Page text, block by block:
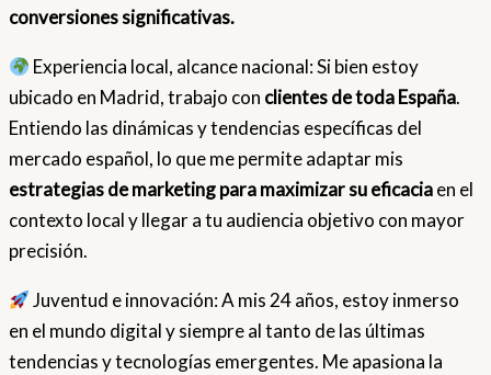
conversiones significativas.
Experiencia local, alcance nacional: Si bien estoy
ubicado en Madrid, trabajo con clientes de toda España.
Entiendo las dinámicas y tendencias específicas del
mercado español, lo que me permite adaptar mis
estrategias de marketing para maximizar su eficaciaen el
contexto local y llegar a tu audiencia objetivo con mayor
precisión.
Juventud e innovación: A mis 24 años, estoy inmerso
en el mundo digital y siempre al tanto de las últimas
tendencias y tecnologías emergentes. Me apasiona la